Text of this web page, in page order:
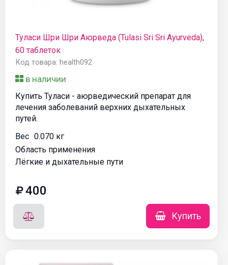
Туласи Шри Шри Аюрведа (Tulasi Sri Sri Ayurveda),
60 таблеток
Код товара: health092
в наличии
Купить Туласи - аюрведический препарат для
лечения заболеваний верхних дыхательных
путей.
Вес 0.070 кг
Область применения
Лёгкие и дыхательные пути
400
Купить